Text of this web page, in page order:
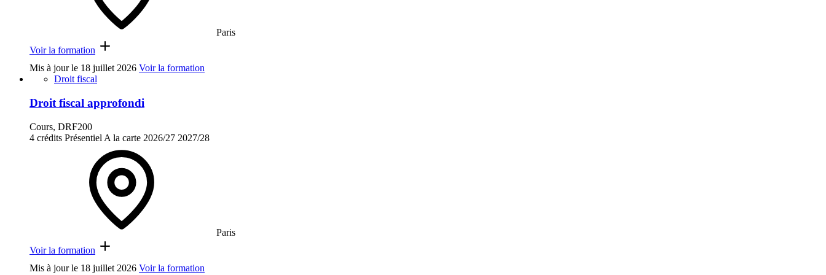
Paris
Voir la formation
Mis à jour le 18 juillet 2026 Voir la formation
Droit fiscal
Droit fiscal approfondi
Cours, DRF200
4 crédits Présentiel A la carte 2026/27 2027/28
Paris
Voir la formation
Mis à jour le 18 juillet 2026 Voir la formation